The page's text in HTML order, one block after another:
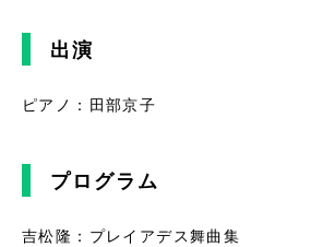
出演
ピアノ：田部京子
プログラム
吉松隆：プレイアデス舞曲集